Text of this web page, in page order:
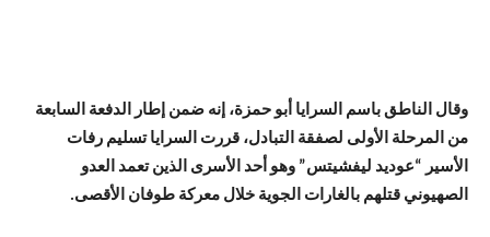
وقال الناطق باسم السرايا أبو حمزة، إنه ضمن إطار الدفعة السابعة
من المرحلة الأولى لصفقة التبادل، قررت السرايا تسليم رفات
الأسير “عوديد ليفشيتس” وهو أحد الأسرى الذين تعمد العدو
الصهيوني قتلهم بالغارات الجوية خلال معركة طوفان الأقصى.